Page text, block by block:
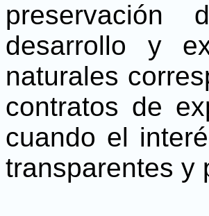
preservación
desarrollo y
naturales
contratos de
cuando el
transparentes y